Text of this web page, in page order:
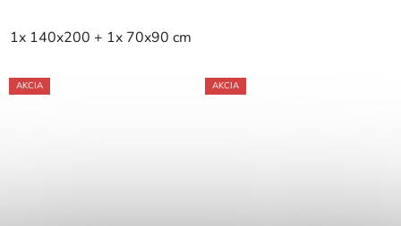
1x 140x200 + 1x 70x90 cm
AKCIA AKCIA